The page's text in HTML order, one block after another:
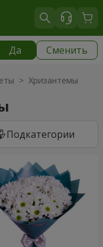
Да Сменить
> Хризантемы
Подкатегории